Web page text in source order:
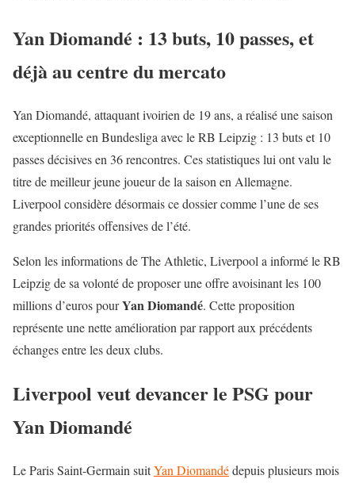
Yan Diomandé : 13 buts, 10 passes, et
déjà au centre du mercato
Yan Diomandé, attaquant ivoirien de 19 ans, a réalisé une saison
exceptionnelle en Bundesliga avec le RB Leipzig : 13 buts et 10
passes décisives en 36 rencontres. Ces statistiques lui ont valu le
titre de meilleur jeune joueur de la saison en Allemagne.
Liverpool considère désormais ce dossier comme l’une de ses
grandes priorités offensives de l’été.
Selon les informations de The Athletic, Liverpool a informé le RB
Leipzig de sa volonté de proposer une offre avoisinant les 100
millions d’euros pourYan Diomandé. Cette proposition
représente une nette amélioration par rapport aux précédents
échanges entre les deux clubs.
Liverpool veut devancer le PSG pour
Yan Diomandé
Le Paris Saint-Germain suitYan Diomandédepuis plusieurs mois